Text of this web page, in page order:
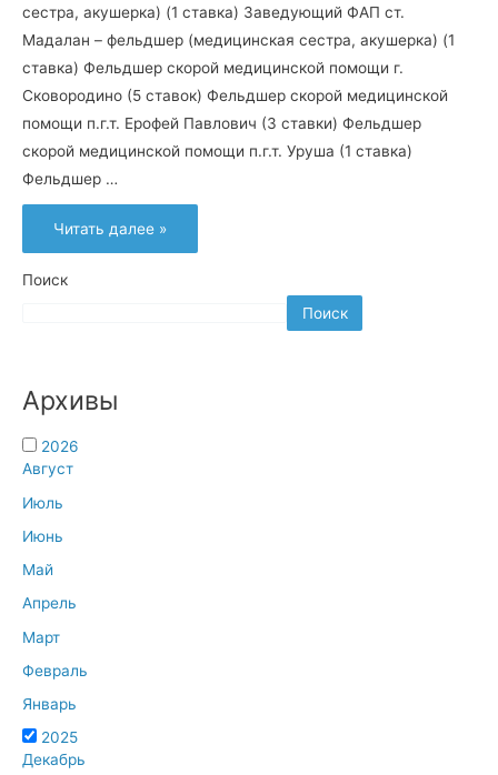
сестра, акушерка) (1 ставка) Заведующий ФАП ст.
Мадалан – фельдшер (медицинская сестра, акушерка) (1
ставка) Фельдшер скорой медицинской помощи г.
Сковородино (5 ставок) Фельдшер скорой медицинской
помощи п.г.т. Ерофей Павлович (3 ставки) Фельдшер
скорой медицинской помощи п.г.т. Уруша (1 ставка)
Фельдшер …
Вакансии
ГБУЗ
АО
ЦРБ”
Читать далее »
Поиск
Поиск
Архивы
2026
Август
Июль
Июнь
Май
Апрель
Март
Февраль
Январь
2025
Декабрь